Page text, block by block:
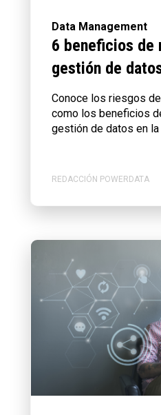
Data Management
6 beneficios de
gestión de
Conoce los riesgos
como los beneficios
gestión de datos en la
REDACCIÓN POWERDATA